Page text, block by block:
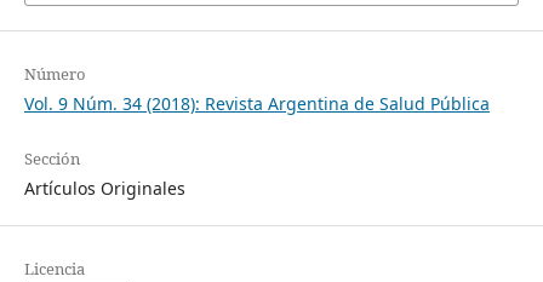
Número
Vol. 9 Núm. 34 (2018): Revista Argentina de Salud Pública
Sección
Artículos Originales
Licencia